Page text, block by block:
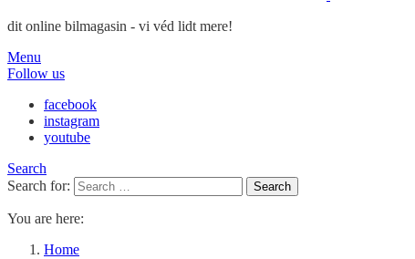
dit online bilmagasin - vi véd lidt mere!
Menu
Follow us
facebook
instagram
youtube
Search
Search for:
Search
You are here:
Home